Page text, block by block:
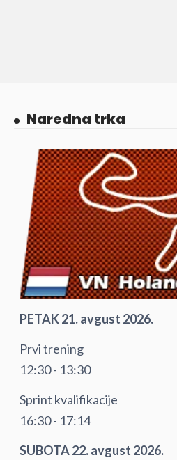
Naredna trka
PETAK 21. avgust 2026.
Prvi trening
12:30 - 13:30
Sprint kvalifikacije
16:30 - 17:14
SUBOTA 22. avgust 2026.